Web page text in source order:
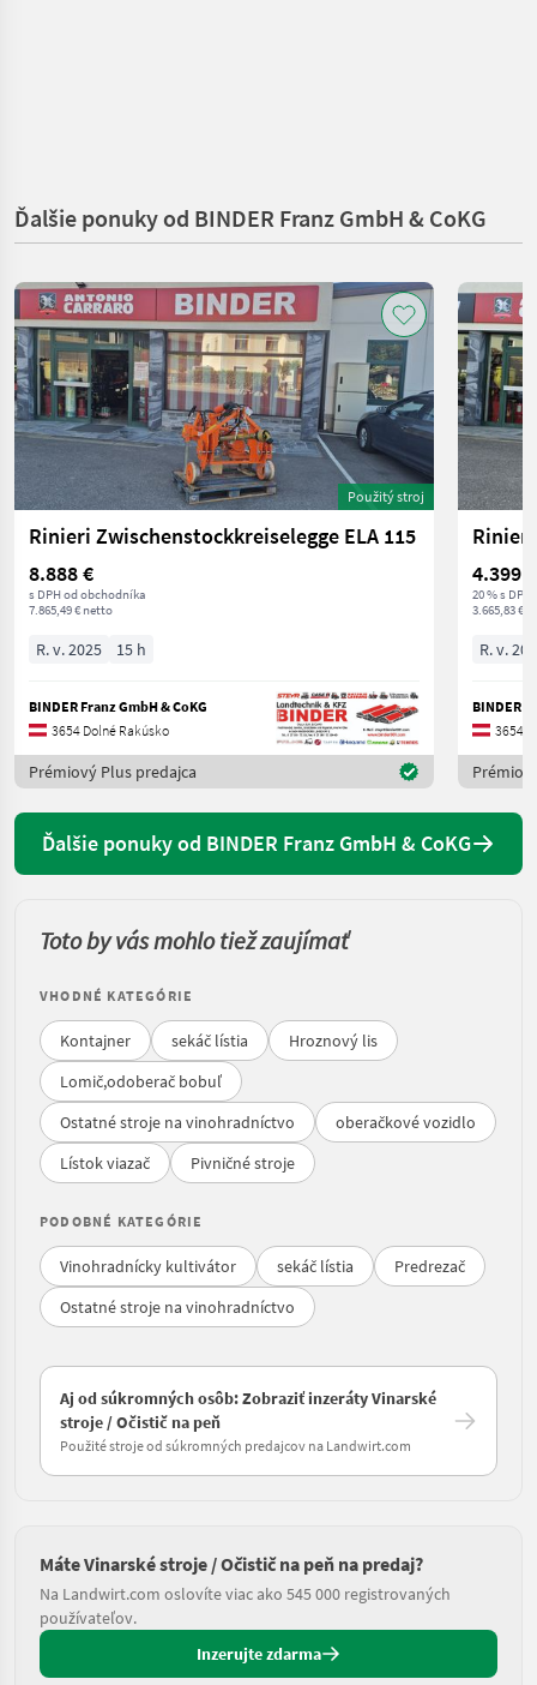
Ďalšie ponuky od BINDER Franz GmbH & CoKG
Použitý stroj
Rinieri Zwischenstockkreiselegge ELA 115
8.888 €
s DPH od obchodníka
7.865,49 € netto
R. v. 2025 15 h
BINDER Franz GmbH & CoKG
3654 Dolné Rakúsko
Prémiový Plus predajca
4.399 €
20 % s DPH
3.665,83 €
R. v.
BINDER
3654
Ďalšie ponuky od BINDER Franz GmbH & CoKG
Toto by vás mohlo tiež zaujímať
VHODNÉ KATEGÓRIE
Kontajner sekáč lístia
Hroznový lis
Lomič,odoberač bobuľ
Ostatné stroje na vinohradníctvo
oberačkové vozidlo
Lístok viazač
Pivničné stroje
PODOBNÉ KATEGÓRIE
Vinohradnícky kultivátor sekáč lístia
Predrezač
Ostatné stroje na vinohradníctvo
Aj od súkromných osôb: Zobraziť inzeráty Vinarské
stroje / Očistič na peň
Použité stroje od súkromných predajcov na Landwirt.com
Máte Vinarské stroje / Očistič na peň na predaj?
Na Landwirt.com oslovíte viac ako 545 000 registrovaných
používateľov.
Inzerujte zdarma